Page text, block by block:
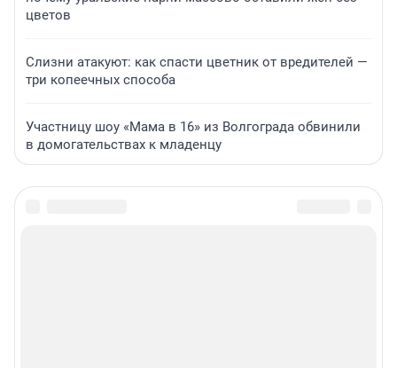
цветов
Слизни атакуют: как спасти цветник от вредителей —
три копеечных способа
Участницу шоу «Мама в 16» из Волгограда обвинили
в домогательствах к младенцу